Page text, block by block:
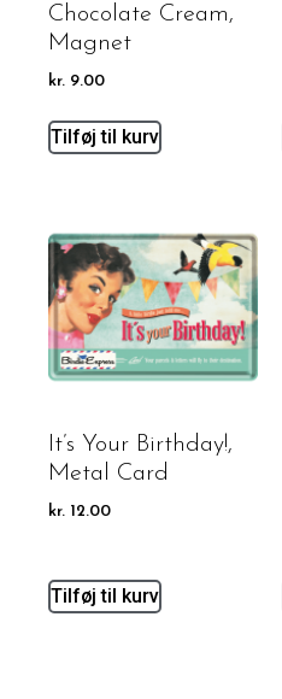
Chocolate Cream,
Magnet
kr. 9.00
Tilføj til kurv
It’s Your Birthday!,
Metal Card
kr. 12.00
Tilføj til kurv